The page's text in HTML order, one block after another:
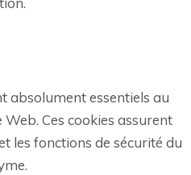
absolument essentiels au
Ces cookies assurent
les fonctions de sécurité du